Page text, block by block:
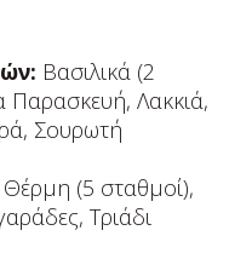
Βασιλικά (2
Παρασκευή, Λακκιά,
Σουρωτή
Θέρμη (5 σταθμοί),
Τριάδι